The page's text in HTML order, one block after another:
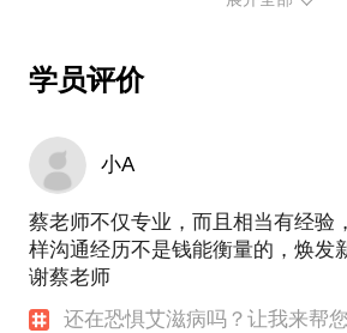
事，检测结果也一直是阴性，但症
四周、六周阴能排除多少？
样，还有人居然说他感染A了,那
了！
后悔不该发生那事，我自己得了也
人，对不起老婆和孩子！
这几个月过得实在太累了，晚上夜
工作，还不敢和家里人说！
好不容易在网上找到了一个靠谱的
二五重大专项《MSM人群日服抗
究》等多个科研课题，发表各类学
带领的团队先后获得2011年“区医
年“上海市五一劳动奖状”和“上海
岗”、2015年“全国五一巾帼标兵岗
岗”。负责创建的《“艾”之关怀项目
卫生系统“人文关怀，医患沟通”优
和结核病预防关怀志愿服务项目》
学员评价
小A
蔡老师不仅专业，而且相当有经验
样沟通经历不是钱能衡量的，焕发
谢蔡老师
还在恐惧艾滋病吗？让我来帮